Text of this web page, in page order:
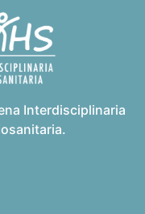
Interdisciplinaria